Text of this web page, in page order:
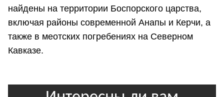
найдены на территории Боспорского царства,
включая районы современной Анапы и Керчи, а
также в меотских погребениях на Северном
Кавказе.